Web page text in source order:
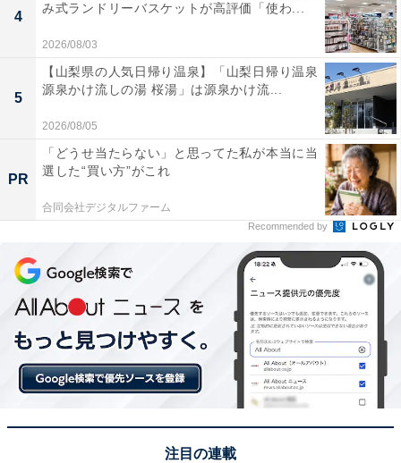
購入場所では、10～20代女性に「オンラインショ
ッピング」も人気
4
み式ランドリーバスケットが高評価「使わ...
2026/08/03
5
【山梨県の人気日帰り温泉】「山梨日帰り温泉
源泉かけ流しの湯 桜湯」は源泉かけ流...
2026/08/05
PR
「どうせ当たらない」と思ってた私が本当に当
選した“買い方”がこれ
合同会社デジタルファーム
Recommended by
注目の連載